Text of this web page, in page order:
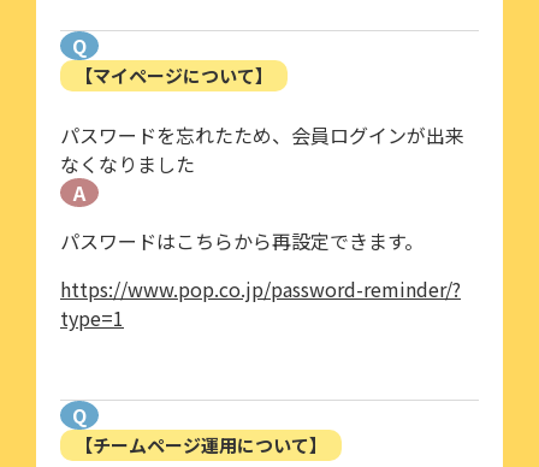
Q
【マイページについて】
パスワードを忘れたため、会員ログインが出来
なくなりました
A
パスワードはこちらから再設定できます。
https://www.pop.co.jp/password-reminder/?
type=1
Q
【チームページ運用について】